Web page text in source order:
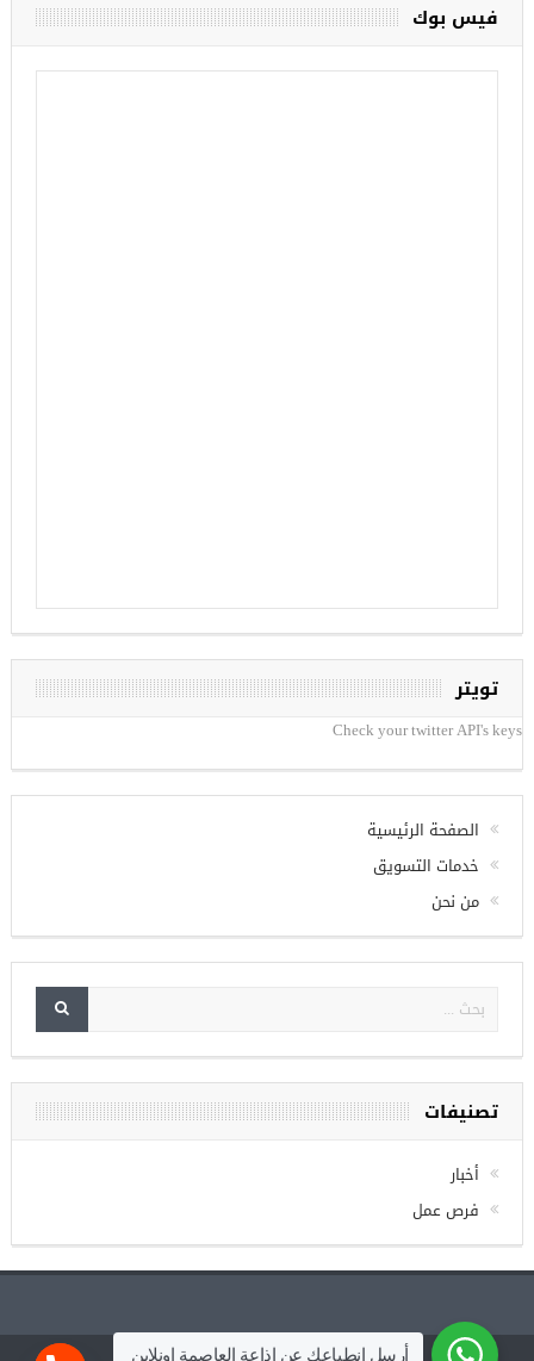
العدالة والتنمية.. كشف ملابسات مقتل خاشقجي دين في أعناقنا
Check your twitter API's keys
خدمات التسويق
من نحن
تصنيفات
أخبار
أرسل انطباعك عن إذاعة العاصمة اونلاين